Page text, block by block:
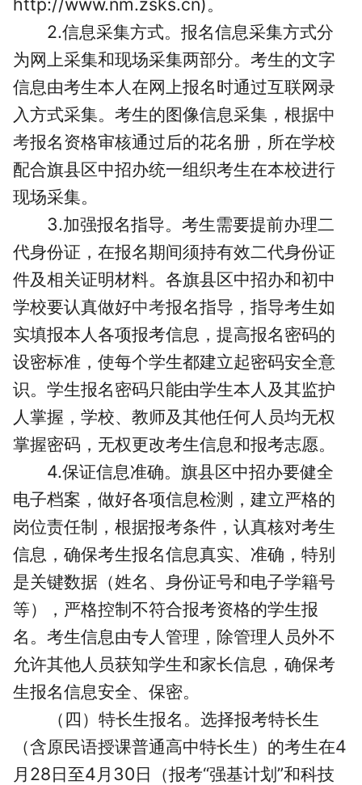
2.信息采集方式。报名信息采集方式分
为网上采集和现场采集两部分。考生的文字
信息由考生本人在网上报名时通过互联网录
入方式采集。考生的图像信息采集，根据中
考报名资格审核通过后的花名册，所在学校
配合旗县区中招办统一组织考生在本校进行
现场采集。
3.加强报名指导。考生需要提前办理二
代身份证，在报名期间须持有效二代身份证
件及相关证明材料。 各旗县区中招办和初中
学校要认真做好中考报名指导，指导考生如
实填报本人各项报考信息，提高报名密码的
设密标准 ，使每个学生都建立起密码安全意
识。学生报名密码只能由学生本人及其监护
人掌握，学校、教师及其他任何人员均无权
掌握密码，无权更改考生信息和报考志愿。
4.保证信息准确。旗县区中招办要健全
电子档案，做好各项信息检测，建立严格的
岗位责任制，根据报考条件，认真核对考生
信息，确保考生报名信息真实、准确，特别
是关键数据（姓名、身份证号和电子学籍号
等），严格控制不符合报考资格的学生报
名。考生信息由专人管理，除管理人员外不
允许其他人员获知学生和家长信息，确保考
生报名信息安全、保密。
（四）特长生报名。 选择报考特长生
（含原民语授课普通高中特长生）的考生在4
月28日至4月30日（报考“强基计划”和科技